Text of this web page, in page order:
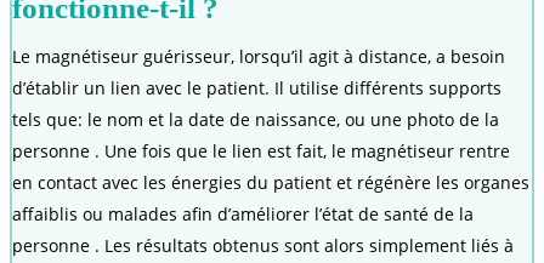
fonctionne-t-il ?
Le magnétiseur guérisseur, lorsqu’il agit à distance, a besoin
d’établir un lien avec le patient. Il utilise différents supports
tels que: le nom et la date de naissance, ou une photo de la
personne . Une fois que le lien est fait, le magnétiseur rentre
en contact avec les énergies du patient et régénère les organes
affaiblis ou malades afin d’améliorer l’état de santé de la
personne . Les résultats obtenus sont alors simplement liés à